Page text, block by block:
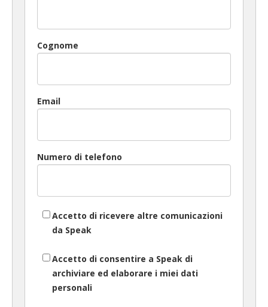
Cognome
Email
Numero di telefono
Accetto di ricevere altre comunicazioni
da Speak
Accetto di consentire a Speak di
archiviare ed elaborare i miei dati
personali